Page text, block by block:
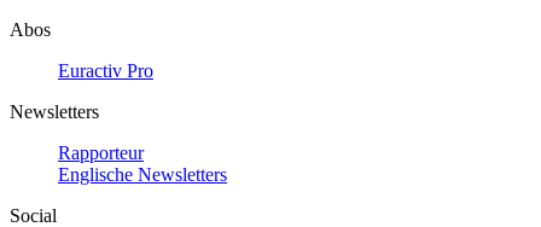
Abos
Euractiv Pro
Newsletters
Rapporteur
Englische Newsletters
Social